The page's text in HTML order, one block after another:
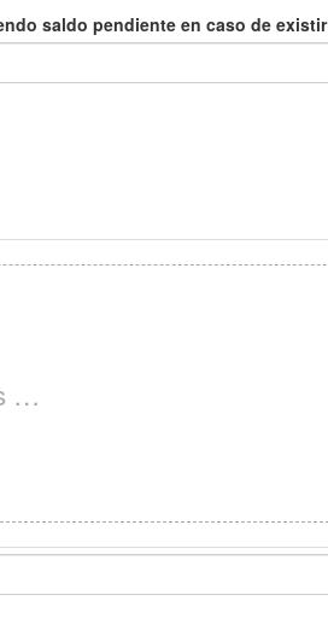
saldo pendiente en caso de existir
…